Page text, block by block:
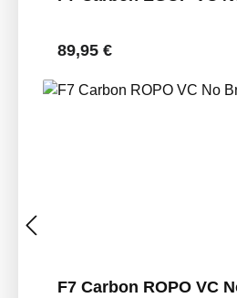
Regulärer Preis:
89,95 €
F7 Carbon ROPO VC